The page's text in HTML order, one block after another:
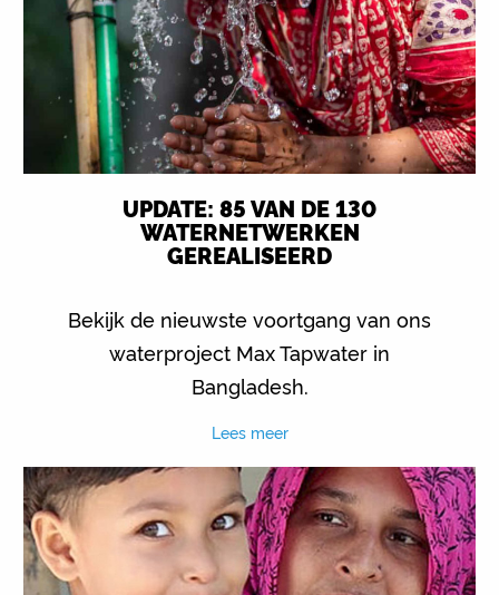
UPDATE: 85 VAN DE 130
WATERNETWERKEN
GEREALISEERD
Bekijk de nieuwste voortgang van ons
waterproject Max Tapwater in
Bangladesh.
Lees meer